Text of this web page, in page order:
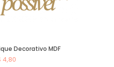
Decorativo MDF
4,80